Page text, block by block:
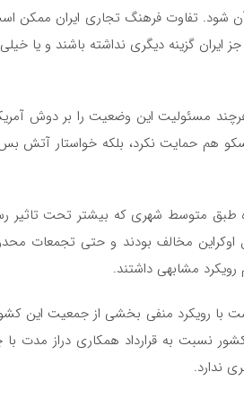
آن شود. تفاوت فرهنگ تجاری ایران ممکن
ایران گزینه دیگری نداشته باشند و یا
مسئولیت این وضعیت را بر دوش
هم حمایت نکرد، بلکه خواستار آتش
طبق متوسط شهری که بیشتر تحت تاثیر
مخالف بودند و حتی تجمعات
رویکرد مشابهی داشتند.
با رویکرد منفی بخشی از جمعیت این
نسبت به قرارداد همکاری دراز مدت
ندارد.